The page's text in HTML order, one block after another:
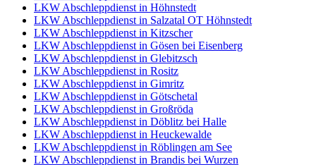
LKW Abschleppdienst in Höhnstedt
LKW Abschleppdienst in Salzatal OT Höhnstedt
LKW Abschleppdienst in Kitzscher
LKW Abschleppdienst in Gösen bei Eisenberg
LKW Abschleppdienst in Glebitzsch
LKW Abschleppdienst in Rositz
LKW Abschleppdienst in Gimritz
LKW Abschleppdienst in Götschetal
LKW Abschleppdienst in Großröda
LKW Abschleppdienst in Döblitz bei Halle
LKW Abschleppdienst in Heuckewalde
LKW Abschleppdienst in Röblingen am See
LKW Abschleppdienst in Brandis bei Wurzen